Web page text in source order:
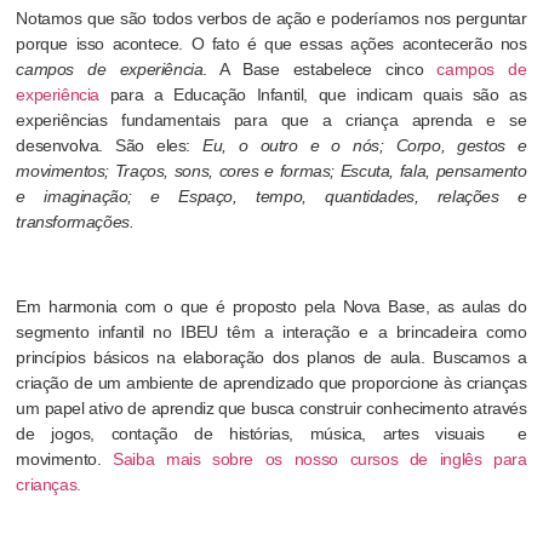
Notamos que são todos verbos de ação e poderíamos nos perguntar
porque isso acontece. O fato é que essas ações acontecerão nos
campos de experiência . A Base estabelece cincocampos de
experiência para a Educação Infantil, que indicam quais são as
experiências fundamentais para que a criança aprenda e se
desenvolva. São eles:Eu, o outro e o nós; Corpo, gestos e
movimentos; Traços, sons, cores e formas; Escuta, fala, pensamento
e imaginação; e Espaço, tempo, quantidades, relações e
transformações.
Em harmonia com o que é proposto pela Nova Base, as aulas do
segmento infantil no IBEU têm a interação e a brincadeira como
princípios básicos na elaboração dos planos de aula. Buscamos a
criação de um ambiente de aprendizado que proporcione às crianças
um papel ativo de aprendiz que busca construir conhecimento através
de jogos, contação de histórias, música, artes visuais e
movimento.Saiba mais sobre os nosso cursos de inglês para
crianças.